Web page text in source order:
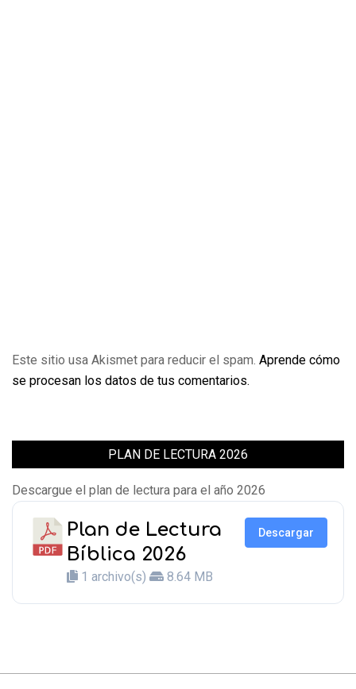
Este sitio usa Akismet para reducir el spam. Aprende cómo
se procesan los datos de tus comentarios.
PLAN DE LECTURA 2026
Descargue el plan de lectura para el año 2026
Plan de Lectura
Bíblica 2026
1 archivo(s) 8.64 MB
Descargar